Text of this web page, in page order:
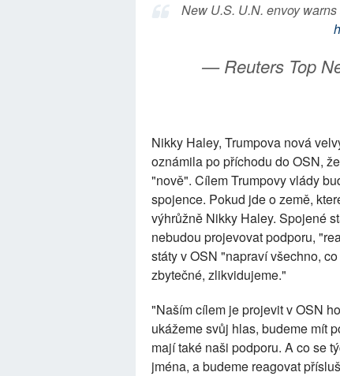
New U.S. U.N. envoy
— Reuters Top
Nikky Haley, Trumpova nová
oznámila po příchodu do OSN,
"nově". Cílem Trumpovy vlády
spojence. Pokud jde o země,
výhrůžně Nikky Haley. Spojené
nebudou projevovat podporu,
státy v OSN "napraví všechno,
zbytečné, zlikvidujeme."
"Naším cílem je projevit v OSN
ukážeme svůj hlas, budeme mít
mají také naši podporu. A co se
jména, a budeme reagovat